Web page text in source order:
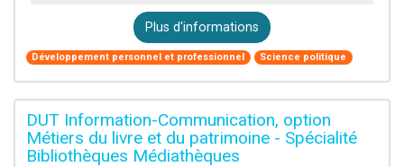
Plus d'informations
Développement personnel et professionnel Science politique
DUT Information-Communication, option
Métiers du livre et du patrimoine - Spécialité
Bibliothèques Médiathèques